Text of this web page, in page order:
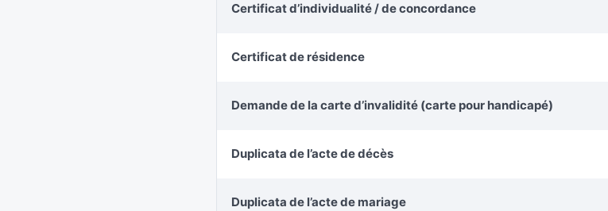
Certificat d’individualité / de concordance
Certificat de résidence
Demande de la carte d’invalidité (carte pour handicapé)
Duplicata de l’acte de décès
Duplicata de l’acte de mariage